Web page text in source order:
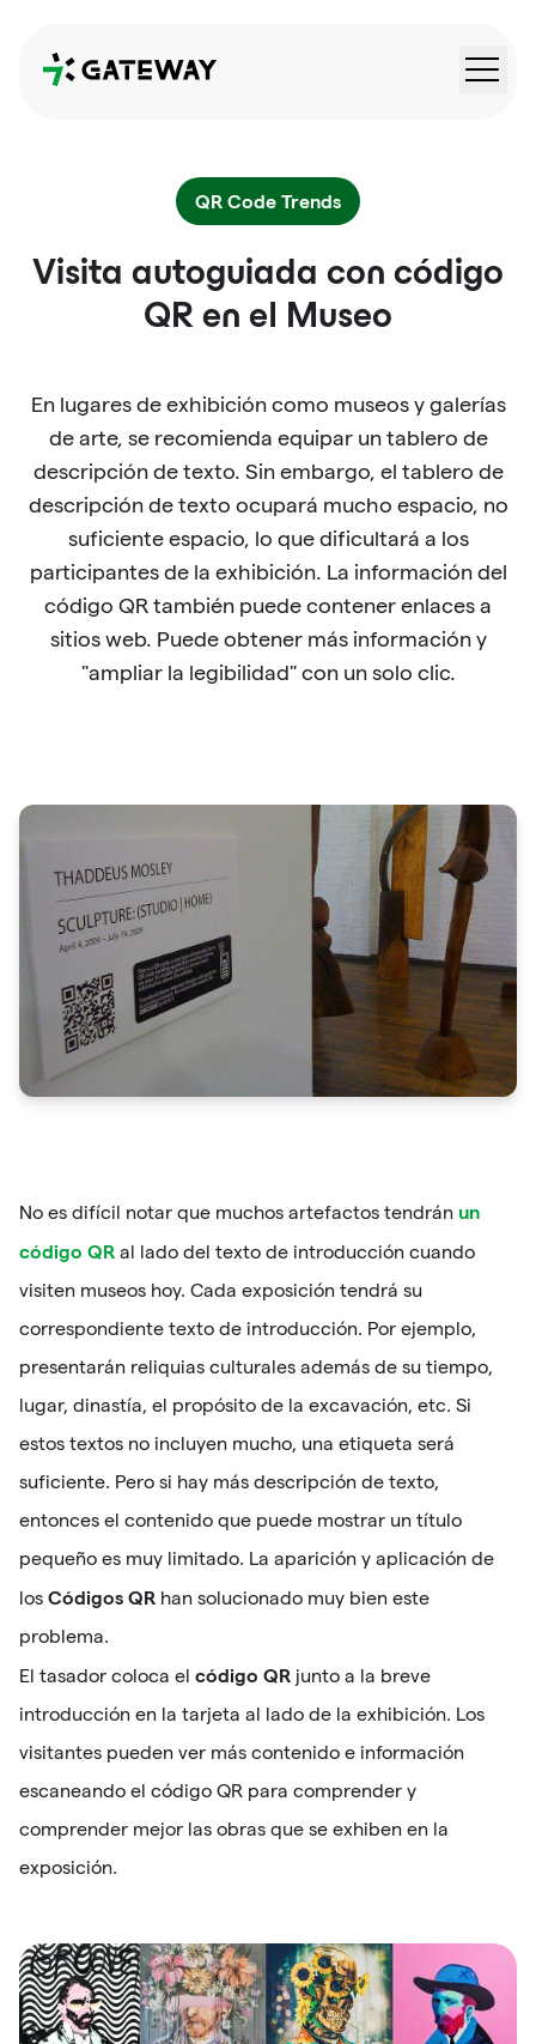
QRGateway
QR Code Trends
Visita autoguiada con código
QR en el Museo
En lugares de exhibición como museos y galerías
de arte, se recomienda equipar un tablero de
descripción de texto. Sin embargo, el tablero de
descripción de texto ocupará mucho espacio, no
suficiente espacio, lo que dificultará a los
participantes de la exhibición. La información del
código QR también puede contener enlaces a
sitios web. Puede obtener más información y
"ampliar la legibilidad" con un solo clic.
No es difícil notar que muchos artefactos tendrán un
código QR al lado del texto de introducción cuando
visiten museos hoy. Cada exposición tendrá su
correspondiente texto de introducción. Por ejemplo,
presentarán reliquias culturales además de su tiempo,
lugar, dinastía, el propósito de la excavación, etc. Si
estos textos no incluyen mucho, una etiqueta será
suficiente. Pero si hay más descripción de texto,
entonces el contenido que puede mostrar un título
pequeño es muy limitado. La aparición y aplicación de
los Códigos QR han solucionado muy bien este
problema.
El tasador coloca el código QR junto a la breve
introducción en la tarjeta al lado de la exhibición. Los
visitantes pueden ver más contenido e información
escaneando el código QR para comprender y
comprender mejor las obras que se exhiben en la
exposición.